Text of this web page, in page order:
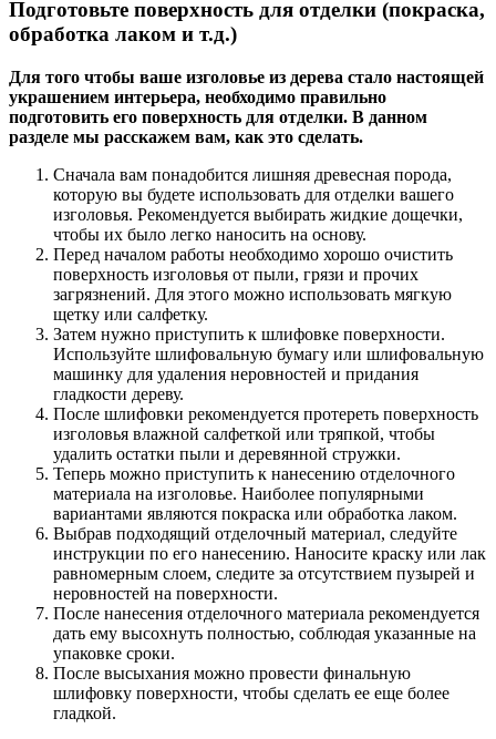
Подготовьте поверхность для отделки (покраска,
обработка лаком и т.д.)
Для того чтобы ваше изголовье из дерева стало настоящей
украшением интерьера, необходимо правильно
подготовить его поверхность для отделки. В данном
разделе мы расскажем вам, как это сделать.
Сначала вам понадобится лишняя древесная порода,
которую вы будете использовать для отделки вашего
изголовья. Рекомендуется выбирать жидкие дощечки,
чтобы их было легко наносить на основу.
Перед началом работы необходимо хорошо очистить
поверхность изголовья от пыли, грязи и прочих
загрязнений. Для этого можно использовать мягкую
щетку или салфетку.
Затем нужно приступить к шлифовке поверхности.
Используйте шлифовальную бумагу или шлифовальную
машинку для удаления неровностей и придания
гладкости дереву.
После шлифовки рекомендуется протереть поверхность
изголовья влажной салфеткой или тряпкой, чтобы
удалить остатки пыли и деревянной стружки.
Теперь можно приступить к нанесению отделочного
материала на изголовье. Наиболее популярными
вариантами являются покраска или обработка лаком.
Выбрав подходящий отделочный материал, следуйте
инструкции по его нанесению. Наносите краску или лак
равномерным слоем, следите за отсутствием пузырей и
неровностей на поверхности.
После нанесения отделочного материала рекомендуется
дать ему высохнуть полностью, соблюдая указанные на
упаковке сроки.
После высыхания можно провести финальную
шлифовку поверхности, чтобы сделать ее еще более
гладкой.